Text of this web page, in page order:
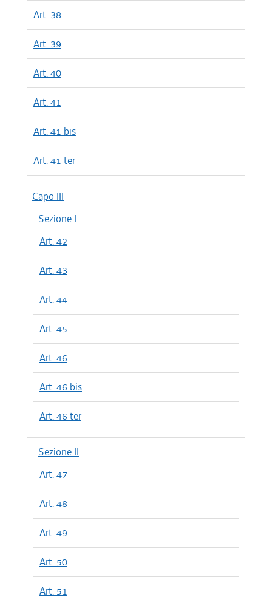
Art. 38
Art. 39
Art. 40
Art. 41
Art. 41 bis
Art. 41 ter
Capo III
Sezione I
Art. 42
Art. 43
Art. 44
Art. 45
Art. 46
Art. 46 bis
Art. 46 ter
Sezione II
Art. 47
Art. 48
Art. 49
Art. 50
Art. 51